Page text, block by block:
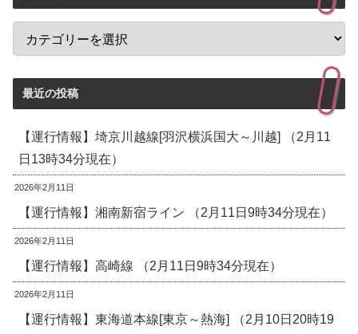
最近の投稿
【運行情報】埼京川越線[羽沢横浜国大～川越] （2月11
日13時34分現在）
2026年2月11日
【運行情報】湘南新宿ライン （2月11日9時34分現在）
2026年2月11日
【運行情報】高崎線 （2月11日9時34分現在）
2026年2月11日
【運行情報】東海道本線[東京～熱海] （2月10日20時19